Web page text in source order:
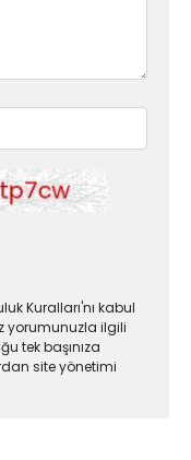
Kuralları'nı kabul
yorumunuzla ilgili
tek başınıza
site yönetimi